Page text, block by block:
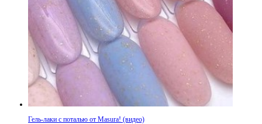
Гель-лаки с поталью от Masura! (видео)